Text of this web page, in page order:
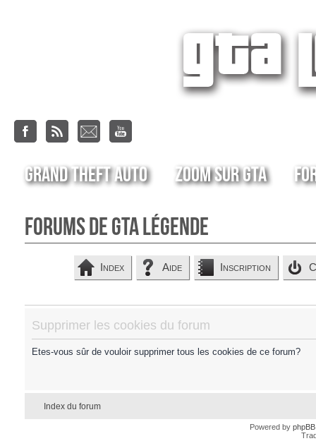
Grand Theft Auto Zoom sur GTA
Forums de GTA Légende
Index Aide Inscription
Supprimer les cookies du forum
Etes-vous sûr de vouloir supprimer tous les cookies de ce forum?
Index du forum
Powered by phpBB